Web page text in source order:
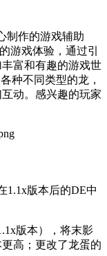
制作的游戏辅助
游戏体验，通过引
富和有趣的游戏世
种不同类型的龙，
动。感兴趣的玩家
1.1x版本后的DE中
版本），将末影
高；更改了龙蛋的